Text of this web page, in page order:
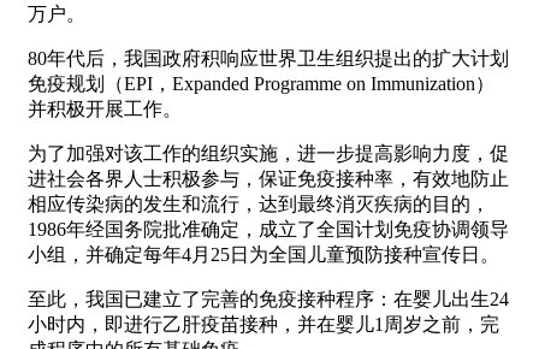
万户。
80年代后，我国政府积响应世界卫生组织提出的扩大计划
免疫规划（EPI，Expanded Programme on Immunization）
并积极开展工作。
为了加强对该工作的组织实施，进一步提高影响力度，促
进社会各界人士积极参与，保证免疫接种率，有效地防止
相应传染病的发生和流行，达到最终消灭疾病的目的，
1986年经国务院批准确定，成立了全国计划免疫协调领导
小组，并确定每年4月25日为全国儿童预防接种宣传日。
至此，我国已建立了完善的免疫接种程序：在婴儿出生24
小时内，即进行乙肝疫苗接种，并在婴儿1周岁之前，完